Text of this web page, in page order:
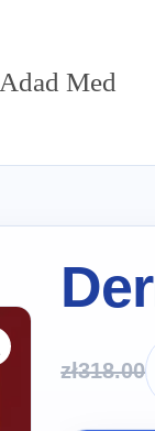
Adad Med
zł318.00